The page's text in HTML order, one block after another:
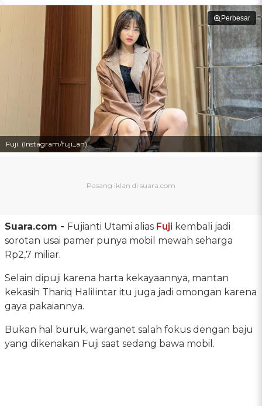
Perbesar
Fuji. (Instagram/fuji_an)
Suara.com - Fujianti Utami alias Fuji kembali jadi
sorotan usai pamer punya mobil mewah seharga
Rp2,7 miliar.
Selain dipuji karena harta kekayaannya, mantan
kekasih Thariq Halilintar itu juga jadi omongan karena
gaya pakaiannya.
Bukan hal buruk, warganet salah fokus dengan baju
yang dikenakan Fuji saat sedang bawa mobil.